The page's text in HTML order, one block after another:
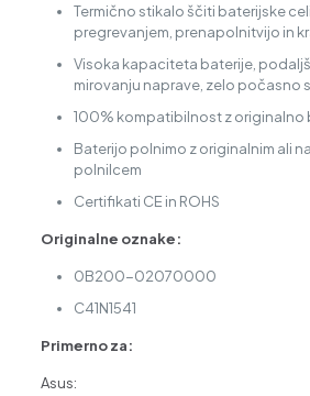
Termično stikalo ščiti baterijske
pregrevanjem, prenapolnitvijo in
Visoka kapaciteta baterije,
mirovanju naprave, zelo počasno
100% kompatibilnost z originalno
Baterijo polnimo z originalnim ali
polnilcem
Certifikati CE in ROHS
Originalne oznake:
0B200-02070000
C41N1541
Primerno za:
Asus: